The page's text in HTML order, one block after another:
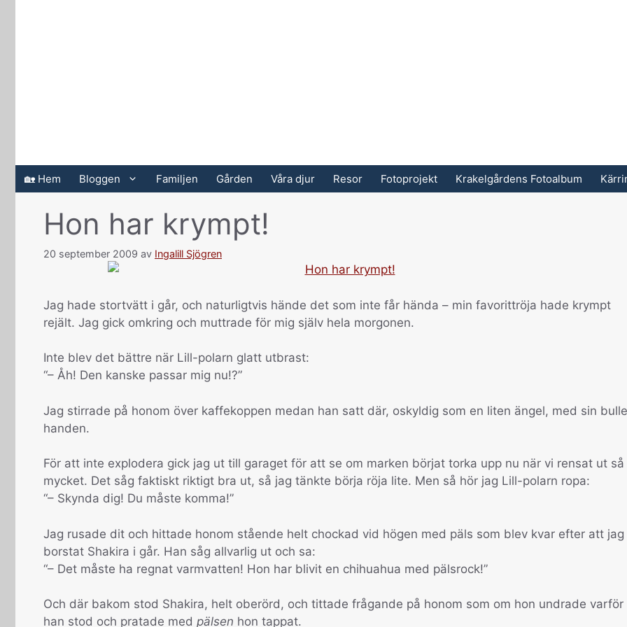
🏡 Hem Bloggen Familjen Gården Våra djur Resor Fotoprojekt Krakelgårdens Fotoalbum
Hon har krympt!
20 september 2009 av Ingalill Sjögren
Jag hade stortvätt i går, och naturligtvis hände det som inte får hända – min favorittröja hade krympt
rejält. Jag gick omkring och muttrade för mig själv hela morgonen.
Inte blev det bättre när Lill-polarn glatt utbrast:
“– Åh! Den kanske passar mig nu!?”
Jag stirrade på honom över kaffekoppen medan han satt där, oskyldig som en liten ängel, med sin
handen.
För att inte explodera gick jag ut till garaget för att se om marken börjat torka upp nu när vi rensat ut så
mycket. Det såg faktiskt riktigt bra ut, så jag tänkte börja röja lite. Men så hör jag Lill-polarn ropa:
“– Skynda dig! Du måste komma!”
Jag rusade dit och hittade honom stående helt chockad vid högen med päls som blev kvar efter att jag
borstat Shakira i går. Han såg allvarlig ut och sa:
“– Det måste ha regnat varmvatten! Hon har blivit en chihuahua med pälsrock!”
Och där bakom stod Shakira, helt oberörd, och tittade frågande på honom som om hon undrade varför
han stod och pratade med pälsen hon tappat.